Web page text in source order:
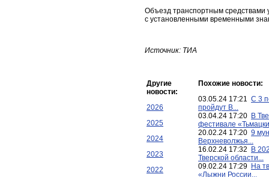
Объезд транспортным средствами
с установленными временными
Источник: ТИА
Другие
новости:
2026
2025
2024
2023
2022
Похожие новости:
03.05.24 17:21 С 3
пройдут В...
03.04.24 17:20 В
фестивале
20.02.24 17:20 9
Верхневолжья...
16.02.24 17:32
В
Тверской области...
09.02.24 17:29 На
«Лыжни России...